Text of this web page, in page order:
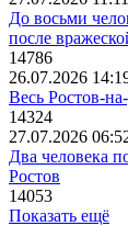
До восьми
после
14786
26.07.2026
Весь Ростов-
14324
27.07.2026
Два человека
Ростов
14053
Показать ещё